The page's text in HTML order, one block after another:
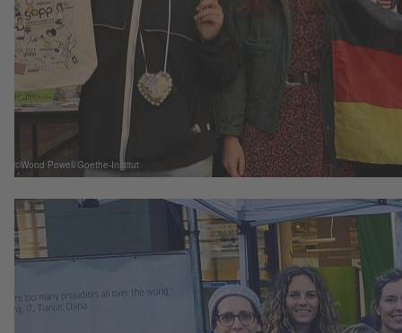
©Wood Powell/Goethe-Institut